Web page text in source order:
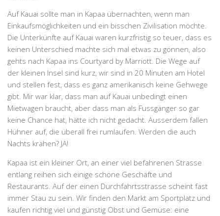
Auf Kauai sollte man in Kapaa übernachten, wenn man
Einkaufsmöglichkeiten und ein bisschen Zivilisation möchte.
Die Unterkünfte auf Kauai waren kurzfristig so teuer, dass es
keinen Unterschied machte sich mal etwas zu gönnen, also
gehts nach Kapaa ins Courtyard by Marriott. Die Wege auf
der kleinen Insel sind kurz, wir sind in 20 Minuten am Hotel
und stellen fest, dass es ganz amerikanisch keine Gehwege
gibt. Mir war klar, dass man auf Kauai unbedingt einen
Mietwagen braucht, aber dass man als Fussgänger so gar
keine Chance hat, hätte ich nicht gedacht. Ausserdem fallen
Hühner auf, die überall frei rumlaufen. Werden die auch
Nachts krähen? JA!
Kapaa ist ein kleiner Ort, an einer viel befahrenen Strasse
entlang reihen sich einige schöne Geschäfte und
Restaurants. Auf der einen Durchfahrtsstrasse scheint fast
immer Stau zu sein. Wir finden den Markt am Sportplatz und
kaufen richtig viel und günstig Obst und Gemüse: eine